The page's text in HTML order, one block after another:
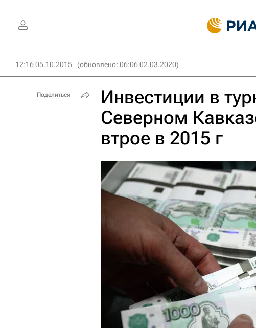
12:16 05.10.2015 (обновлено: 06:06 02.03.2020)
Инвестиции в
Северном
втрое в 2015 г
Поделиться